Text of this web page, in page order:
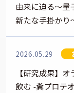
由来に迫る～量
新たな手掛かり
2026.05.29
【研究成果】
飲む -糞プロテ